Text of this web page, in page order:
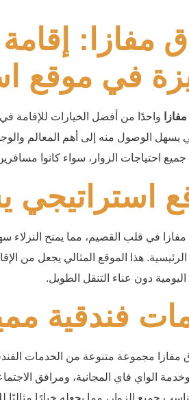
مفازا:
في موقع
واحدًا من أفضل الخيارات للإقامة
يسهل الوصول منه إلى أهم المعالم
جميع احتياجات الزوار، سواء كانوا
في قلب القصيم، مما يمنح النزلاء
الرئيسية. هذا الموقع المثالي يجعل من
دون عناء التنقل الطويل.
فندقية
مفازا مجموعة متنوعة من الخدمات
الواي فاي المجانية، ومرافق
جميع الزوار، مما يجعله خيارًا مثاليًا